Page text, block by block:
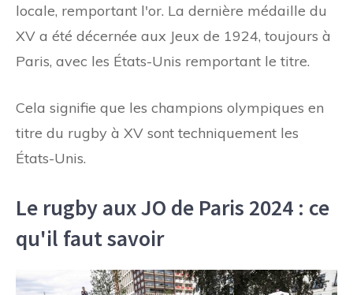
locale, remportant l'or. La dernière médaille du
XV a été décernée aux Jeux de 1924, toujours à
Paris, avec les États-Unis remportant le titre.
Cela signifie que les champions olympiques en
titre du rugby à XV sont techniquement les
États-Unis.
Le rugby aux JO de Paris 2024 : ce
qu'il faut savoir